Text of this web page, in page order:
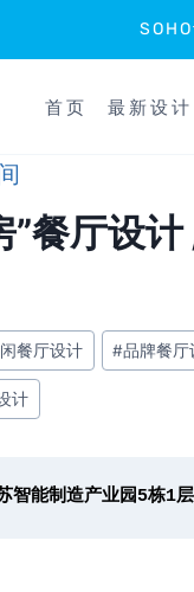
首页 最新设计
”餐厅设
餐厅设计 #品牌餐厅
计
智能制造产业园5栋1